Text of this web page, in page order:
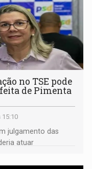
no TSE pode
de Pimenta
15:10
julgamento das
atuar